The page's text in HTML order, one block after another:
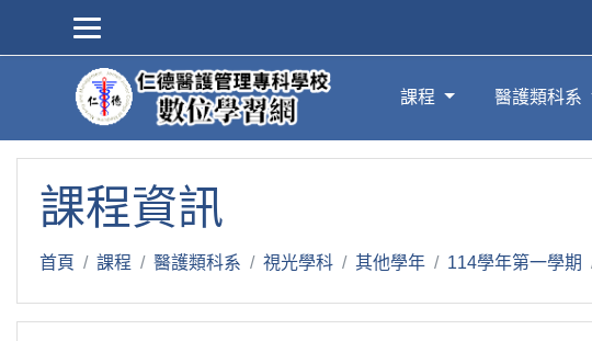
跳到主要內容
課程 醫護類科系
課程資訊
首頁 課程 醫護類科系 視光學科 其他學年 114學年第一學期